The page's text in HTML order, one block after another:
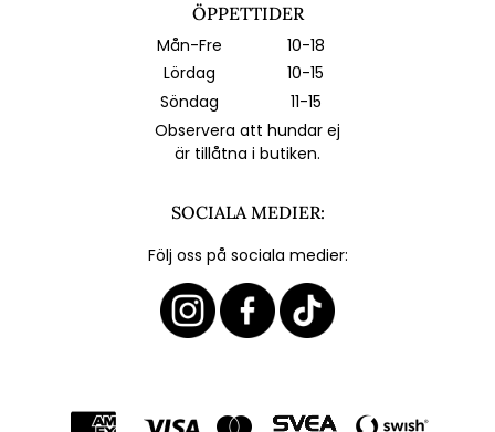
ÖPPETTIDER
Mån-Fre
10-18
Lördag
10-15
Söndag
11-15
Observera att hundar ej
är tillåtna i butiken.
SOCIALA MEDIER:
Följ oss på sociala medier: